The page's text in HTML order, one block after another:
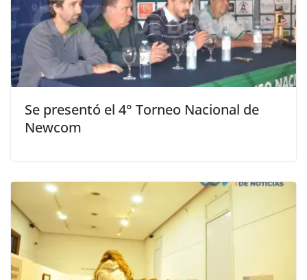
Se presentó el 4° Torneo Nacional de
Newcom